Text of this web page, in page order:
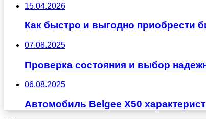
15.04.2026
Как быстро и выгодно приобрести
07.08.2025
Проверка состояния и выбор
06.08.2025
Автомобиль Belgee X50